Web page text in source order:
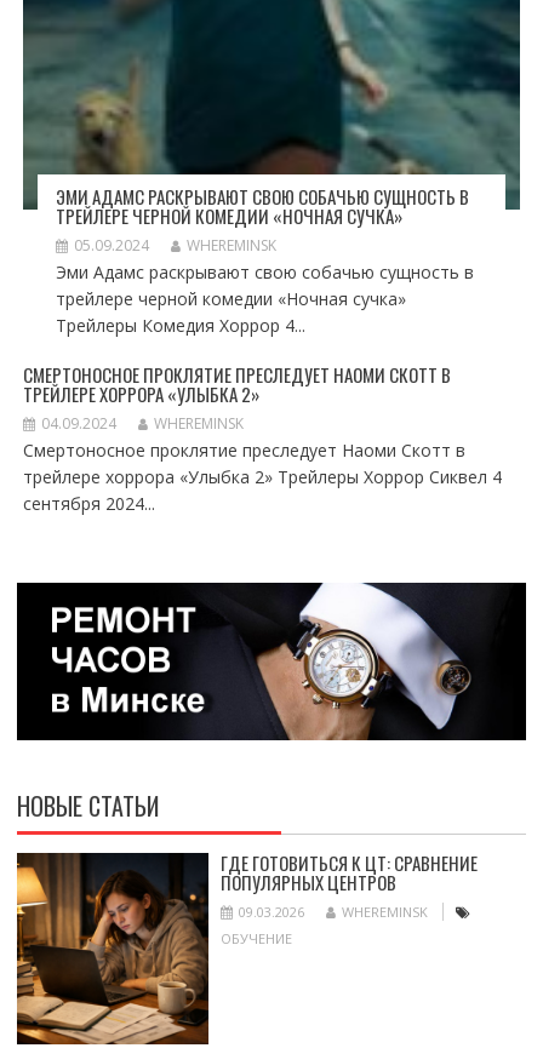
ЭМИ АДАМС РАСКРЫВАЮТ СВОЮ СОБАЧЬЮ СУЩНОСТЬ В
ТРЕЙЛЕРЕ ЧЕРНОЙ КОМЕДИИ «НОЧНАЯ СУЧКА»
05.09.2024 WHEREMINSK
Эми Адамс раскрывают свою собачью сущность в
трейлере черной комедии «Ночная сучка»
Трейлеры Комедия Хоррор 4...
СМЕРТОНОСНОЕ ПРОКЛЯТИЕ ПРЕСЛЕДУЕТ НАОМИ СКОТТ В
ТРЕЙЛЕРЕ ХОРРОРА «УЛЫБКА 2»
04.09.2024 WHEREMINSK
Смертоносное проклятие преследует Наоми Скотт в
трейлере хоррора «Улыбка 2» Трейлеры Хоррор Сиквел 4
сентября 2024...
НОВЫЕ СТАТЬИ
ГДЕ ГОТОВИТЬСЯ К ЦТ: СРАВНЕНИЕ
ПОПУЛЯРНЫХ ЦЕНТРОВ
09.03.2026
WHEREMINSK
ОБУЧЕНИЕ